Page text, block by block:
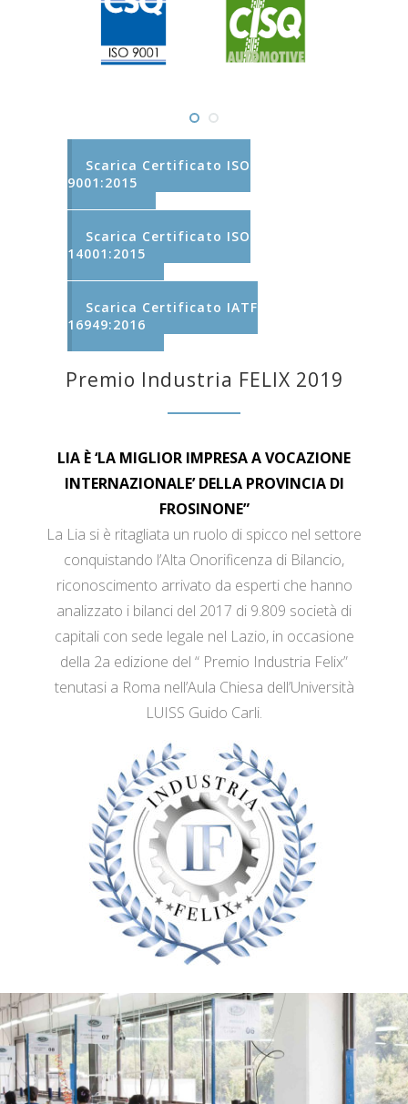
Scarica Certificato ISO
9001:2015
Scarica Certificato ISO
14001:2015
Scarica Certificato IATF
16949:2016
Premio Industria FELIX 2019
LIA È ‘LA MIGLIOR IMPRESA A VOCAZIONE
INTERNAZIONALE’ DELLA PROVINCIA DI
FROSINONE”
La Lia si è ritagliata un ruolo di spicco nel settore
conquistando l’Alta Onorificenza di Bilancio,
riconoscimento arrivato da esperti che hanno
analizzato i bilanci del 2017 di 9.809 società di
capitali con sede legale nel Lazio, in occasione
della 2a edizione del “ Premio Industria Felix”
tenutasi a Roma nell’Aula Chiesa dell’Università
LUISS Guido Carli.